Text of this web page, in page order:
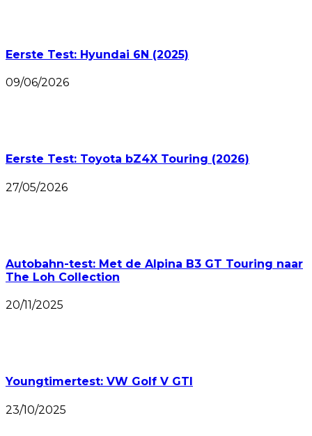
Eerste Test: Hyundai 6N (2025)
09/06/2026
Eerste Test: Toyota bZ4X Touring (2026)
27/05/2026
Autobahn-test: Met de Alpina B3 GT Touring naar
The Loh Collection
20/11/2025
Youngtimertest: VW Golf V GTI
23/10/2025